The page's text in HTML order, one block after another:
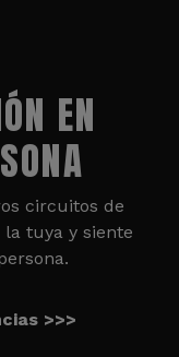
EN
circuitos de
tuya y siente
>>>